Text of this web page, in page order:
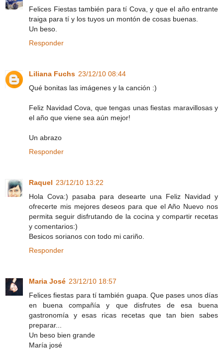
Felices Fiestas también para tí Cova, y que el año entrante
traiga para tí y los tuyos un montón de cosas buenas.
Un beso.
Responder
Liliana Fuchs 23/12/10 08:44
Qué bonitas las imágenes y la canción :)
Feliz Navidad Cova, que tengas unas fiestas maravillosas y
el año que viene sea aún mejor!
Un abrazo
Responder
Raquel 23/12/10 13:22
Hola Cova:) pasaba para desearte una Feliz Navidad y
ofrecerte mis mejores deseos para que el Año Nuevo nos
permita seguir disfrutando de la cocina y compartir recetas
y comentarios:)
Besicos sorianos con todo mi cariño.
Responder
Maria José 23/12/10 18:57
Felices fiestas para tí también guapa. Que pases unos días
en buena compañía y que disfrutes de esa buena
gastronomía y esas ricas recetas que tan bien sabes
preparar...
Un beso bien grande
María josé